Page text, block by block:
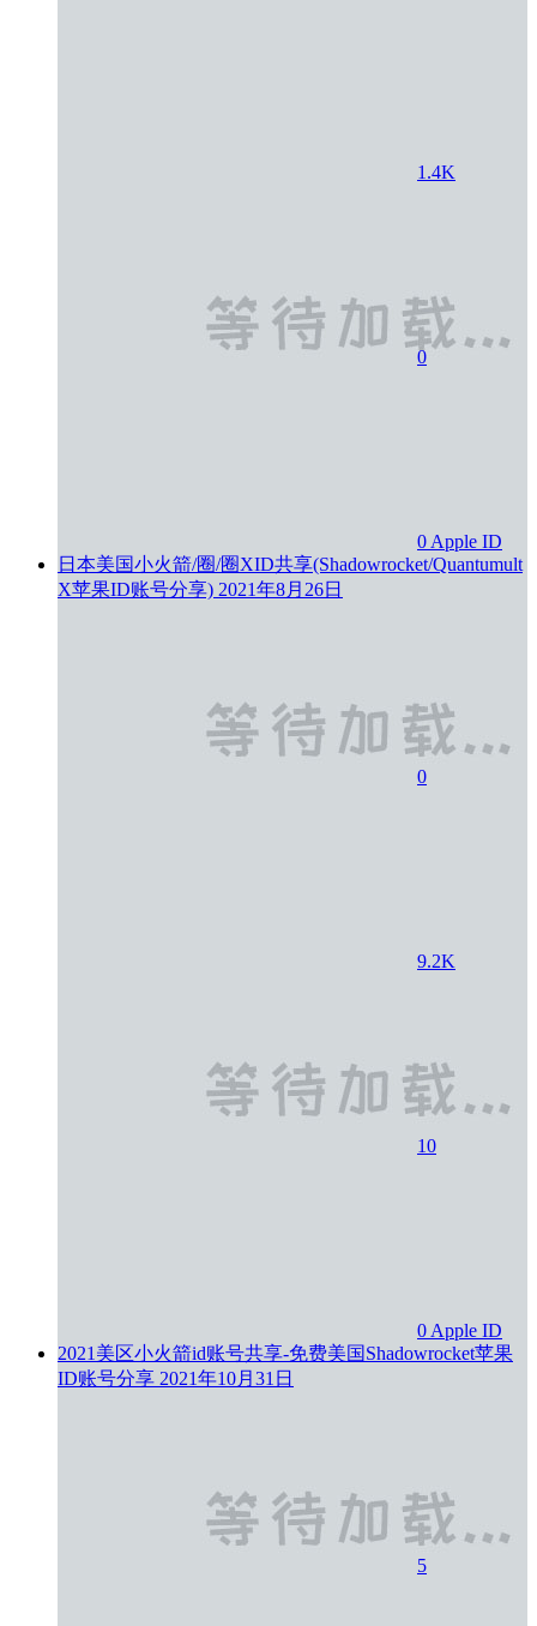
1.4K
0
0 Apple ID
日本美国小火箭/圈/圈XID共享(Shadowrocket/Quantumult
X苹果ID账号分享) 2021年8月26日
0
9.2K
10
0 Apple ID
2021美区小火箭id账号共享-免费美国Shadowrocket苹果
ID账号分享 2021年10月31日
5